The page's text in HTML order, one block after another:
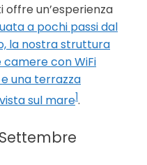
offre un’esperienza
a pochi passi dal
la nostra struttura
con WiFi
una terrazza
sul mare1.